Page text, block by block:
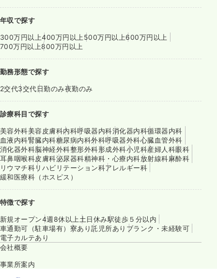
年収で探す
300万円以上400万円以上 500万円以上600万円以上
700万円以上800万円以上
勤務形態で探す
2交代3交代日勤のみ夜勤のみ
診療科目で探す
美容外科美容皮膚科内科呼吸器内科消化器内科循環器内科
血液内科腎臓内科糖尿病内科外科呼吸器外科心臓血管外科
消化器外科脳神経外科整形外科形成外科小児科産婦人科眼科
耳鼻咽喉科皮膚科泌尿器科精神科・心療内科放射線科麻酔科
リウマチ科リハビリテーション科アレルギー科
緩和医療科（ホスピス）
特徴で探す
新規オープン4週8休以上 土日休み駅徒歩５分以内
車通勤可（駐車場有） 寮あり託児所あり ブランク・未経験可
電子カルテあり
会社概要
事業所案内